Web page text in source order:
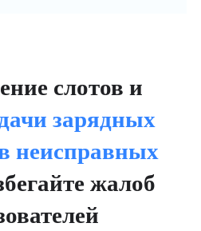
слотов и
зарядных
неисправных
жалоб